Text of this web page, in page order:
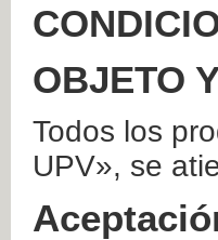
OBJETO
Todos los
UPV», se